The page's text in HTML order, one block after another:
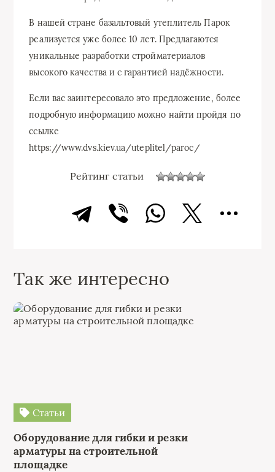
В нашей стране базальтовый утеплитель Парок
реализуется уже более 10 лет. Предлагаются
уникальные разработки стройматериалов
высокого качества и с гарантией надёжности.
Если вас заинтересовало это предложение, более
подробную информацию можно найти пройдя по
ссылке
https://www.dvs.kiev.ua/uteplitel/paroc/
Рейтинг статьи
Так же интересно
Статьи
Оборудование для гибки и резки
арматуры на строительной
площадке